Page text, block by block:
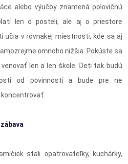
alebo výučby znamená polovičnú
len o posteli, ale aj o priestore
učia v rovnakej miestnosti, kde sa aj
omnoho nižšia. Pokúste sa
len a len škole. Deti tak budú
od povinností a bude pre ne
stali opatrovateľky, kuchárky,